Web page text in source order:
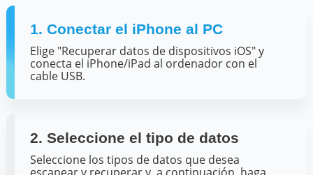
1. Conectar el iPhone al PC
Elige "Recuperar datos de dispositivos iOS" y
conecta el iPhone/iPad al ordenador con el
cable USB.
2. Seleccione el tipo de datos
Seleccione los tipos de datos que desea
escanear y recuperar y, a continuación, haga